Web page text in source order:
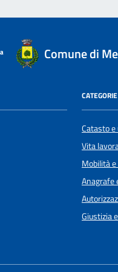
Comune di
Catasto
Vita
Mobilità
Anagrafe
Giustizia